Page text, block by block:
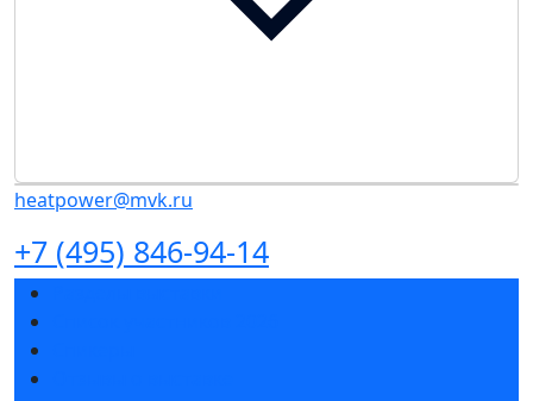
heatpower@mvk.ru
+7 (495) 846-94-14